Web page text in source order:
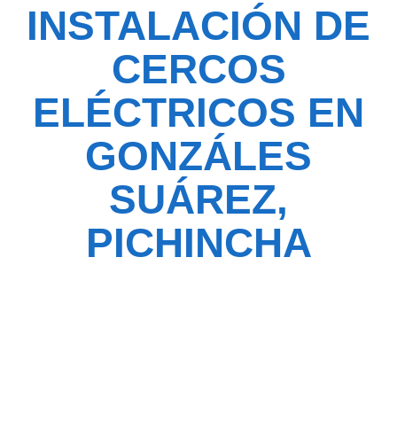
INSTALACIÓN DE
CERCOS
ELÉCTRICOS EN
GONZÁLES
SUÁREZ,
PICHINCHA